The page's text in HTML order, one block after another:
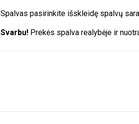
Spalvas pasirinkite išskleidę spalvų
Svarbu! Prekės spalva realybėje ir